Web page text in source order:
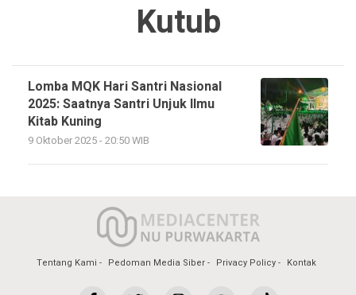
Kutub
Lomba MQK Hari Santri Nasional
2025: Saatnya Santri Unjuk Ilmu
Kitab Kuning
9 Oktober 2025 - 20:50 WIB
Tentang Kami Pedoman Media Siber Privacy Policy Kontak